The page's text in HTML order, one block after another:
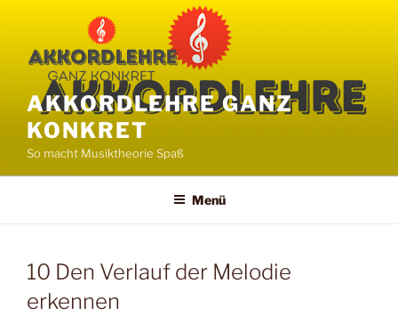
springen
AKKORDLEHRE GANZ
KONKRET
So macht Musiktheorie Spaß
Menü
10 Den Verlauf der Melodie
erkennen